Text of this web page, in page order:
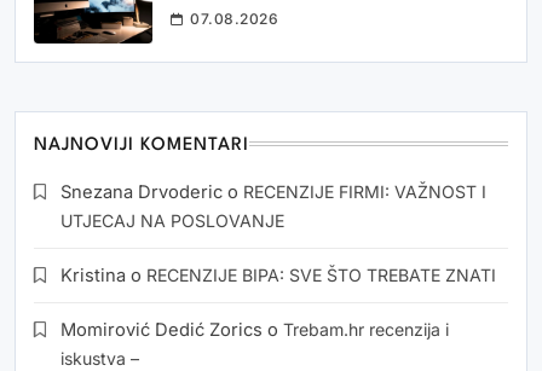
07.08.2026
NAJNOVIJI KOMENTARI
Snezana Drvoderic o RECENZIJE FIRMI: VAŽNOST I
UTJECAJ NA POSLOVANJE
Kristina o RECENZIJE BIPA: SVE ŠTO TREBATE ZNATI
Momirović Dedić Zorics o Trebam.hr recenzija i
iskustva –